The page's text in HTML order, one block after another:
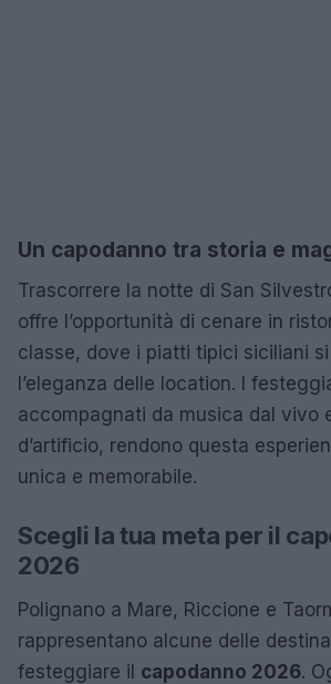
Un capodanno tra storia e
Trascorrere la notte di San
offre l’opportunità di cenare in
classe, dove i piatti tipici siciliani
l’eleganza delle location. I
accompagnati da musica dal vivo
d’artificio, rendono questa
unica e memorabile.
Scegli la tua meta per il
2026
Polignano a Mare, Riccione e
rappresentano alcune delle
festeggiare il capodanno 2026.